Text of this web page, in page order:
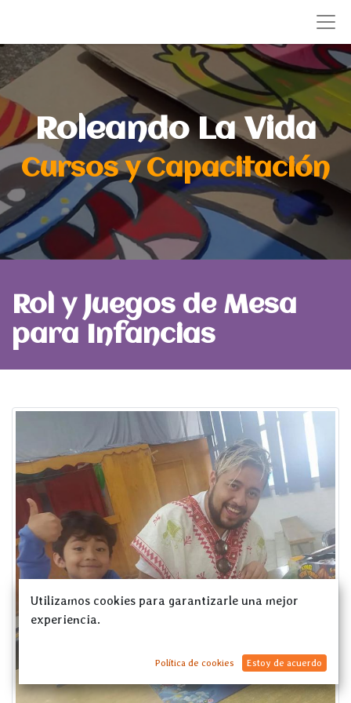
Roleando La Vida
Cursos y Capacitación
Rol y Juegos de Mesa
para Infancias
Utilizamos cookies para garantizarle una mejor
experiencia.
Política de cookies Estoy de acuerdo